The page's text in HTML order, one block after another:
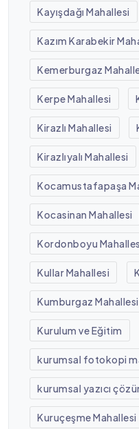
Kayışdağı Mahallesi
Kazım Karabekir
Kemerburgaz
Kerpe Mahallesi
Kirazlı Mahallesi
Kirazlıyalı Mahallesi
Kocamustafapaşa
Kocasinan Mahallesi
Kordonboyu
Kullar Mahallesi
Kumburgaz Mahallesi
Kurulum ve Eğitim
kurumsal fotokopi
kurumsal yazıcı
Kuruçeşme Mahallesi